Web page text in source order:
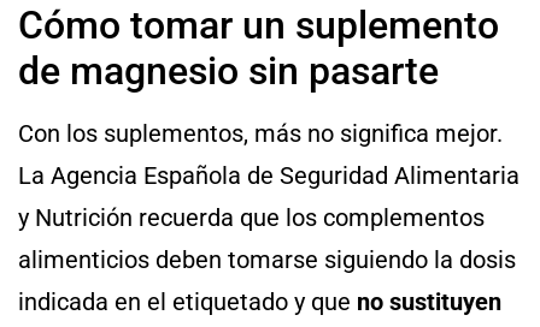
Cómo tomar un suplemento
de magnesio sin pasarte
Con los suplementos, más no significa mejor.
La Agencia Española de Seguridad Alimentaria
y Nutrición recuerda que los complementos
alimenticios deben tomarse siguiendo la dosis
indicada en el etiquetado y que no sustituyen